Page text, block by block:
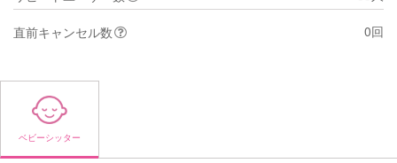
直前キャンセル数 0回
ベビーシッター